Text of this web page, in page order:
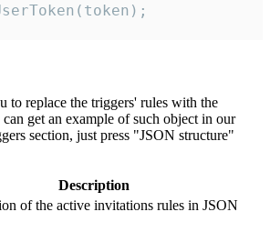
to replace the triggers' rules with the
get an example of such object in our
section, just press "JSON structure"
Description
of the active invitations rules in JSON